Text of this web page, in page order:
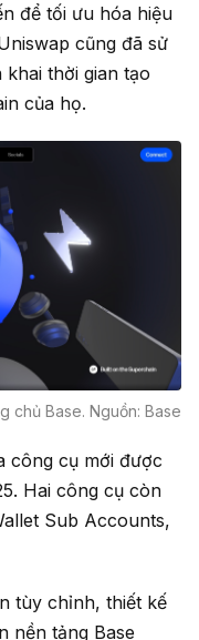
để tối ưu hóa hiệu
cũng đã sử
thời gian tạo
của họ.
chủ Base. Nguồn: Base
công cụ mới được
Hai công cụ còn
Sub Accounts,
tùy chỉnh, thiết kế
nền tảng Base